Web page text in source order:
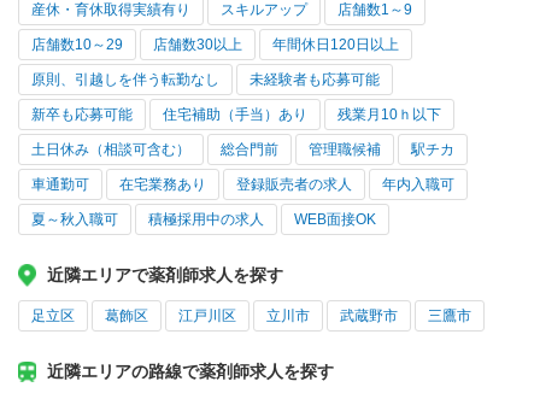
産休・育休取得実績有り スキルアップ 店舗数1～9
店舗数10～29 店舗数30以上 年間休日120日以上
原則、引越しを伴う転勤なし 未経験者も応募可能
新卒も応募可能 住宅補助（手当）あり 残業月10ｈ以下
土日休み（相談可含む） 総合門前 管理職候補 駅チカ
車通勤可 在宅業務あり 登録販売者の求人 年内入職可
夏～秋入職可 積極採用中の求人 WEB面接OK
近隣エリアで薬剤師求人を探す
足立区 葛飾区 江戸川区 立川市 武蔵野市 三鷹市
近隣エリアの路線で薬剤師求人を探す